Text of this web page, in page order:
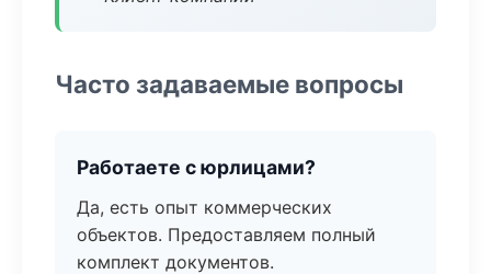
Часто задаваемые вопросы
Работаете с юрлицами?
Да, есть опыт коммерческих
объектов. Предоставляем полный
комплект документов.